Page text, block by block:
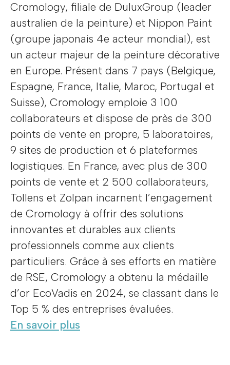
Cromology, filiale de DuluxGroup (leader
australien de la peinture) et Nippon Paint
(groupe japonais 4e acteur mondial), est
un acteur majeur de la peinture décorative
en Europe. Présent dans 7 pays (Belgique,
Espagne, France, Italie, Maroc, Portugal et
Suisse), Cromology emploie 3 100
collaborateurs et dispose de près de 300
points de vente en propre, 5 laboratoires,
9 sites de production et 6 plateformes
logistiques. En France, avec plus de 300
points de vente et 2 500 collaborateurs,
Tollens et Zolpan incarnent l’engagement
de Cromology à offrir des solutions
innovantes et durables aux clients
professionnels comme aux clients
particuliers. Grâce à ses efforts en matière
de RSE, Cromology a obtenu la médaille
d’or EcoVadis en 2024, se classant dans le
Top 5 % des entreprises évaluées.
En savoir plus